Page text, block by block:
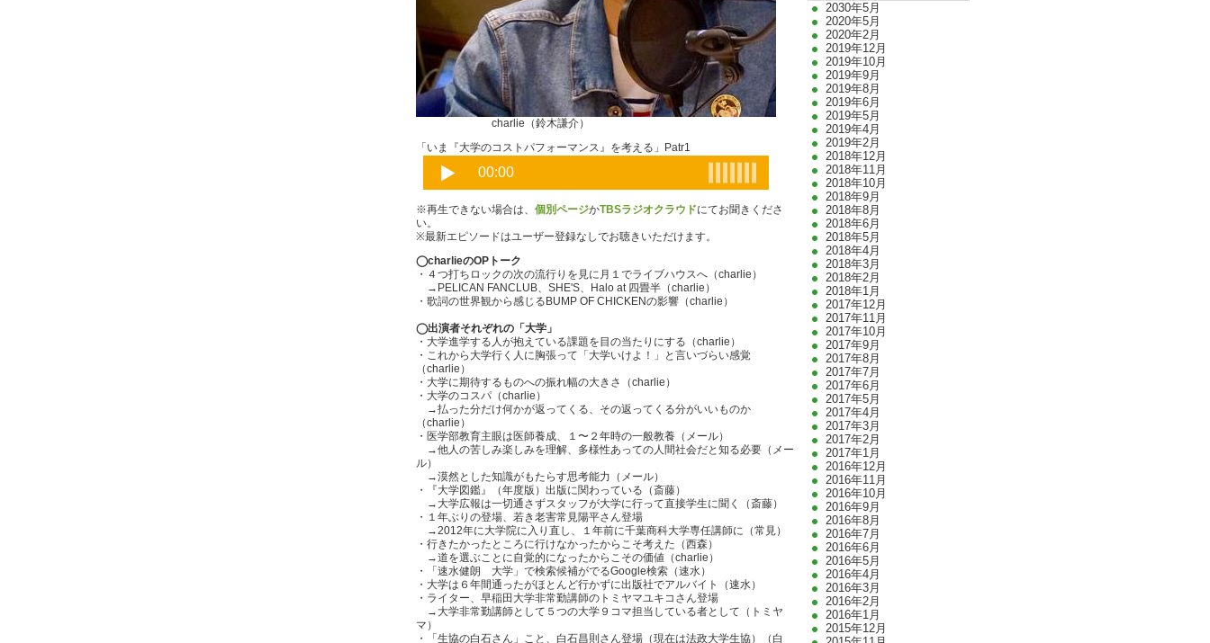
2030年5月
2020年5月
2020年2月
2019年12月
2019年10月
2019年9月
2019年8月
2019年6月
2019年5月
2019年4月
2019年2月
2018年12月
2018年11月
2018年10月
2018年9月
2018年8月
2018年6月
2018年5月
2018年4月
2018年3月
2018年2月
2018年1月
2017年12月
2017年11月
2017年10月
2017年9月
2017年8月
2017年7月
2017年6月
2017年5月
2017年4月
2017年3月
2017年2月
2017年1月
2016年12月
2016年11月
2016年10月
2016年9月
2016年8月
2016年7月
2016年6月
2016年5月
2016年4月
2016年3月
2016年2月
2016年1月
2015年12月
charlie（鈴木謙介）
「いま『大学のコストパフォーマンス』を考える」Patr1
※再生できない場合は、 個別ページかTBSラジオクラウドにてお聞きくださ
い。
※最新エピソードはユーザー登録なしでお聴きいただけます。
◯charlieのOPトーク
・４つ打ちロックの次の流行りを見に月１でライブハウスへ（charlie）
→PELICAN FANCLUB、SHE'S、Halo at 四畳半（charlie）
・歌詞の世界観から感じるBUMP OF CHICKENの影響（charlie）
◯出演者それぞれの「大学」
・大学進学する人が抱えている課題を目の当たりにする（charlie）
・これから大学行く人に胸張って「大学いけよ！」と言いづらい感覚
（charlie）
・大学に期待するものへの振れ幅の大きさ（charlie）
・大学のコスパ（charlie）
→払った分だけ何かが返ってくる、その返ってくる分がいいものか
（charlie）
・医学部教育主眼は医師養成、１〜２年時の一般教養（メール）
→他人の苦しみ楽しみを理解、多様性あっての人間社会だと知る必要（メー
ル）
→漠然とした知識がもたらす思考能力（メール）
・『大学図鑑』（年度版）出版に関わっている（斎藤）
→大学広報は一切通さずスタッフが大学に行って直接学生に聞く（斎藤）
・１年ぶりの登場、若き老害常見陽平さん登場
→2012年に大学院に入り直し、１年前に千葉商科大学専任講師に（常見）
・行きたかったところに行けなかったからこそ考えた（西森）
→道を選ぶことに自覚的になったからこその価値（charlie）
・「速水健朗 大学」で検索候補がでるGoogle検索（速水）
・大学は６年間通ったがほとんど行かずに出版社でアルバイト（速水）
・ライター、早稲田大学非常勤講師のトミヤマユキコさん登場
→大学非常勤講師として５つの大学９コマ担当している者として（トミヤ
マ）
・「生協の白石さん」こと、白石昌則さん登場（現在は法政大学生協）（白